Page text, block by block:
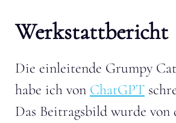
Werkstattbericht
Die einleitende Grumpy
habe ich von ChatGPT
Das Beitragsbild wurde von